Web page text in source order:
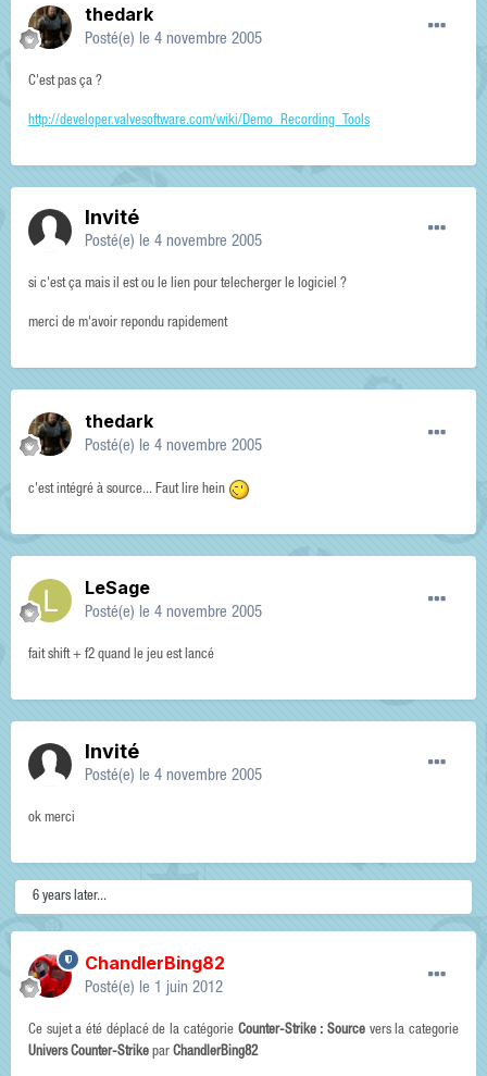
thedark
Posté(e) le 4 novembre 2005
C'est pas ça ?
http://developer.valvesoftware.com/wiki/Demo_Recording_Tools
Invité
Posté(e) le 4 novembre 2005
si c'est ça mais il est ou le lien pour telecherger le logiciel ?
merci de m'avoir repondu rapidement
thedark
Posté(e) le 4 novembre 2005
c'est intégré à source... Faut lire hein
LeSage
Posté(e) le 4 novembre 2005
fait shift + f2 quand le jeu est lancé
Invité
Posté(e) le 4 novembre 2005
ok merci
6 years later...
ChandlerBing82
Posté(e) le 1 juin 2012
Ce sujet a été déplacé de la catégorie Counter-Strike : Sourcevers la categorie
Univers Counter-Strike par ChandlerBing82